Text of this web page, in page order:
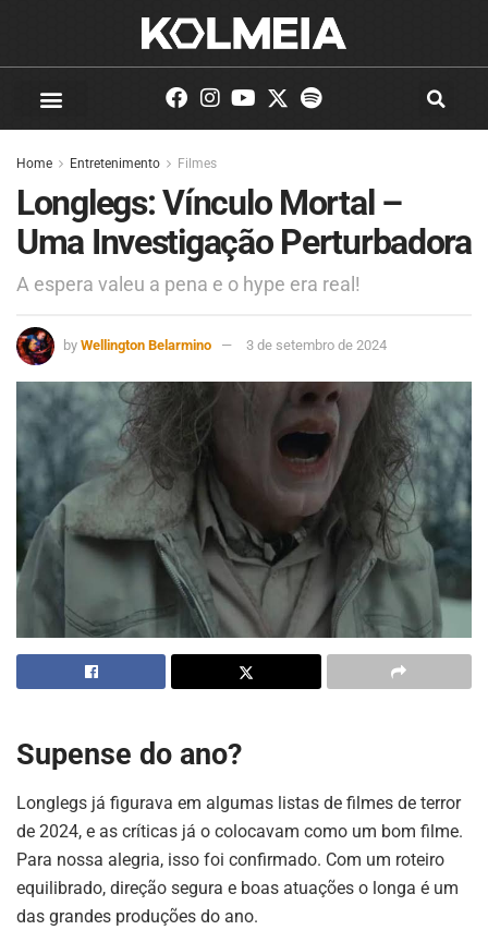
Home Entretenimento Filmes
Longlegs: Vínculo Mortal –
Uma Investigação Perturbadora
A espera valeu a pena e o hype era real!
by Wellington Belarmino 3 de setembro de 2024
Supense do ano?
Longlegs já figurava em algumas listas de filmes de terror
de 2024, e as críticas já o colocavam como um bom filme.
Para nossa alegria, isso foi confirmado. Com um roteiro
equilibrado, direção segura e boas atuações o longa é um
das grandes produções do ano.